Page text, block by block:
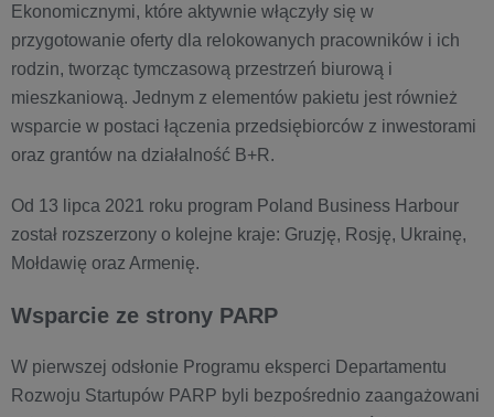
Ekonomicznymi, które aktywnie włączyły się w
przygotowanie oferty dla relokowanych pracowników i ich
rodzin, tworząc tymczasową przestrzeń biurową i
mieszkaniową. Jednym z elementów pakietu jest również
wsparcie w postaci łączenia przedsiębiorców z inwestorami
oraz grantów na działalność B+R.
Od 13 lipca 2021 roku program Poland Business Harbour
został rozszerzony o kolejne kraje: Gruzję, Rosję, Ukrainę,
Mołdawię oraz Armenię.
Wsparcie ze strony PARP
W pierwszej odsłonie Programu eksperci Departamentu
Rozwoju Startupów PARP byli bezpośrednio zaangażowani